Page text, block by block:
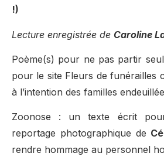
!)
Lecture enregistrée de Caroline
Poème(s) pour ne pas partir
pour le site Fleurs de funérailles
à l’intention des familles
Zoonose : un texte écrit
reportage photographique de
rendre hommage au personnel